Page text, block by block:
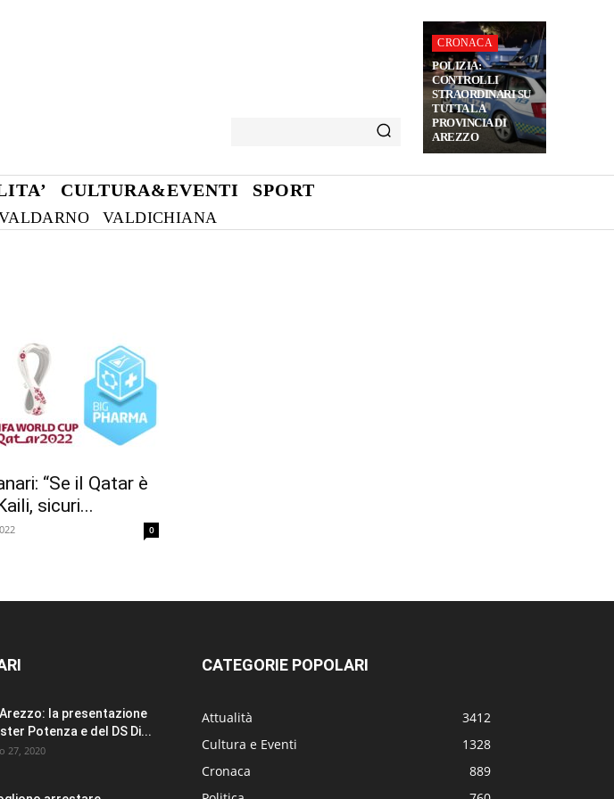
CRONACA
POLIZIA:
CONTROLLI
STRAORDINARI SU
TUTTA LA
PROVINCIA DI
AREZZO
CULTURA&EVENTI SPORT
VALDICHIANA
“Se il Qatar è
sicuri...
0
la presentazione
Potenza e del DS Di...
27, 2020
CATEGORIE POPOLARI
Attualità
3412
Cultura e Eventi
1328
Cronaca
889